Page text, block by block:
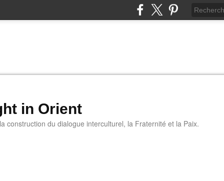
in Orient
construction du dialogue interculturel, la Fraternité et la Paix.